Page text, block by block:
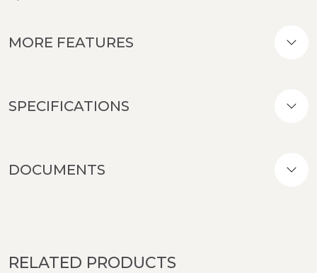
MORE FEATURES
SPECIFICATIONS
DOCUMENTS
RELATED PRODUCTS